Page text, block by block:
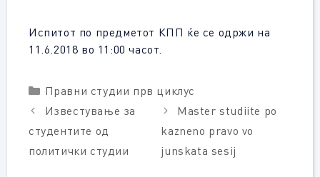
Испитот по предметот КПП ќе се одржи на
11.6.2018 во 11:00 часот.
Categories
Правни студии прв циклус
Известување за
студентите од
политички студии
Master studiite po
kazneno pravo vo
junskata sesij